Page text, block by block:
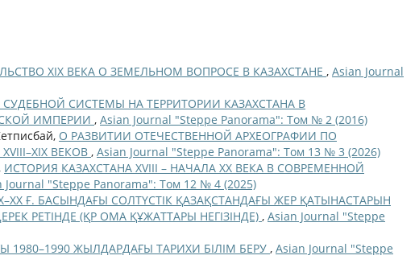
XIX ВЕКА О ЗЕМЕЛЬНОМ ВОПРОСЕ В КАЗАХСТАНЕ , Asian Journal
СИСТЕМЫ НА ТЕРРИТОРИИ КАЗАХСТАНА В
ИМПЕРИИ , Asian Journal "Steppe Panorama": Том № 2 (2016)
О РАЗВИТИИ ОТЕЧЕСТВЕННОЙ АРХЕОГРАФИИ ПО
ВЕКОВ , Asian Journal "Steppe Panorama": Том 13 № 3 (2026)
ИСТОРИЯ КАЗАХСТАНА XVIII – НАЧАЛА ХХ ВЕКА В СОВРЕМЕННОЙ
Journal "Steppe Panorama": Том 12 № 4 (2025)
Ғ. БАСЫНДАҒЫ СОЛТҮСТІК ҚАЗАҚСТАНДАҒЫ ЖЕР ҚАТЫНАСТАРЫН
РЕТІНДЕ (ҚР ОМА ҚҰЖАТТАРЫ НЕГІЗІНДЕ) , Asian Journal "Steppe
1980–1990 ЖЫЛДАРДАҒЫ ТАРИХИ БІЛІМ БЕРУ , Asian Journal "Steppe